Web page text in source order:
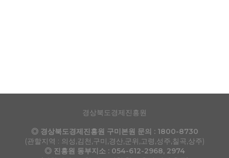
경상북도경제진흥원
◎ 경상북도경제진흥원 구미본원 문의 : 1800-8730
(관할지역 : 의성,김천,구미,경산,군위,고령,성주,칠곡,상주)
◎ 진흥원 동부지소 : 054-612-2968, 2974